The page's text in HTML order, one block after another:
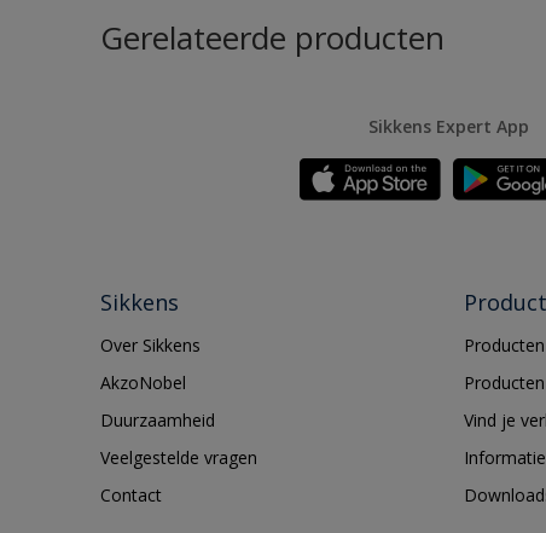
Gerelateerde producten
Sikkens Expert App
Sikkens
Over Sikkens
AkzoNobel
Duurzaamheid
Veelgestelde vragen
Contact
Vind je